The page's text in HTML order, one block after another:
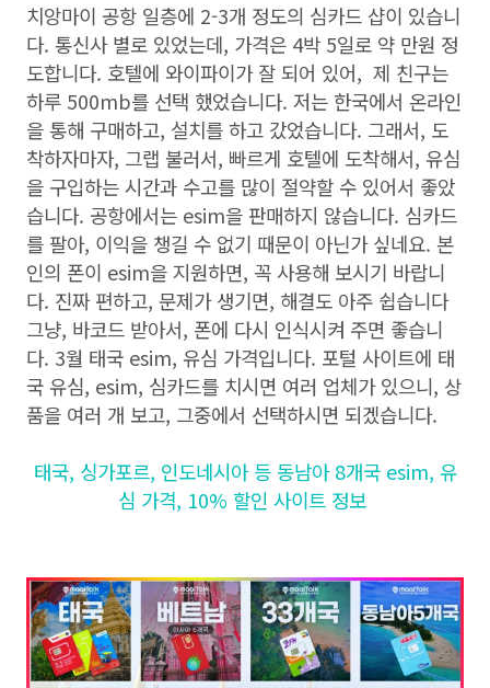
치앙마이 공항 일층에 2-3개 정도의 심카드 샵이 있습니
다. 통신사 별로 있었는데, 가격은 4박 5일로 약 만원 정
도합니다. 호텔에 와이파이가 잘 되어 있어, 제 친구는
하루 500mb를 선택 했었습니다. 저는 한국에서 온라인
을 통해 구매하고, 설치를 하고 갔었습니다. 그래서, 도
착하자마자, 그랩 불러서, 빠르게 호텔에 도착해서, 유심
을 구입하는 시간과 수고를 많이 절약할 수 있어서 좋았
습니다. 공항에서는 esim을 판매하지 않습니다. 심카드
를 팔아, 이익을 챙길 수 없기 때문이 아닌가 싶네요. 본
인의 폰이 esim을 지원하면, 꼭 사용해 보시기 바랍니
다. 진짜 편하고, 문제가 생기면, 해결도 아주 쉽습니다
그냥, 바코드 받아서, 폰에 다시 인식시켜 주면 좋습니
다. 3월 태국 esim, 유심 가격입니다. 포털 사이트에 태
국 유심, esim, 심카드를 치시면 여러 업체가 있으니, 상
품을 여러 개 보고, 그중에서 선택하시면 되겠습니다.
태국, 싱가포르, 인도네시아 등 동남아 8개국 esim, 유
심 가격, 10% 할인 사이트 정보